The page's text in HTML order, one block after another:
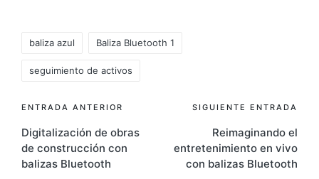
baliza azul Baliza Bluetooth 1
seguimiento de activos
Navegación
de
entradas
ENTRADA ANTERIOR
Digitalización de obras
de construcción con
balizas Bluetooth
SIGUIENTE ENTRADA
Reimaginando el
entretenimiento en vivo
con balizas Bluetooth